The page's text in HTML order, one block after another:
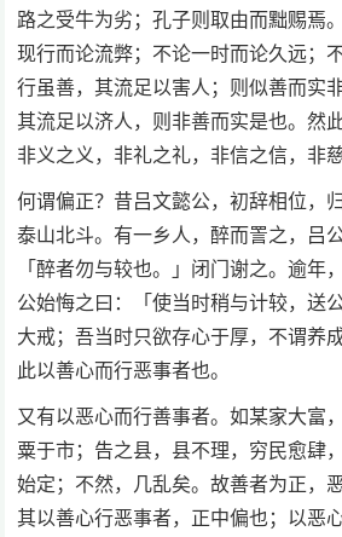
路之受牛为劣；孔子则取由而黜赐焉
现行而论流弊；不论一时而论久远；
行虽善，其流足以害人；则似善而实
其流足以济人，则非善而实是也。然
非义之义，非礼之礼，非信之信，非
何谓偏正？昔吕文懿公，初辞相位，
泰山北斗。有一乡人，醉而詈之，吕
「醉者勿与较也。」闭门谢之。逾年
公始悔之曰：「使当时稍与计较，送
大戒；吾当时只欲存心于厚，不谓养
此以善心而行恶事者也。
又有以恶心而行善事者。如某家大富
粟于市；告之县，县不理，穷民愈肆
始定；不然，几乱矣。故善者为正，
其以善心行恶事者，正中偏也；以恶